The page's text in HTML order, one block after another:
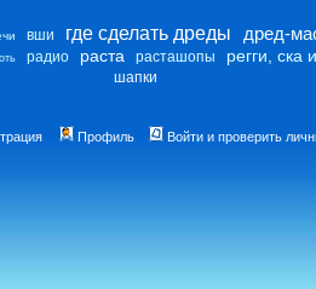
вши где сделать дреды дред-
радио раста расташопы регги, ска
шапки
Профиль Войти и проверить